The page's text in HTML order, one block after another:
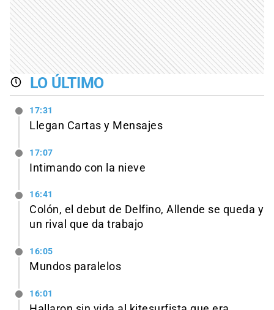
LO ÚLTIMO
17:31
Llegan Cartas y Mensajes
17:07
Intimando con la nieve
16:41
Colón, el debut de Delfino, Allende se queda y
un rival que da trabajo
16:05
Mundos paralelos
16:01